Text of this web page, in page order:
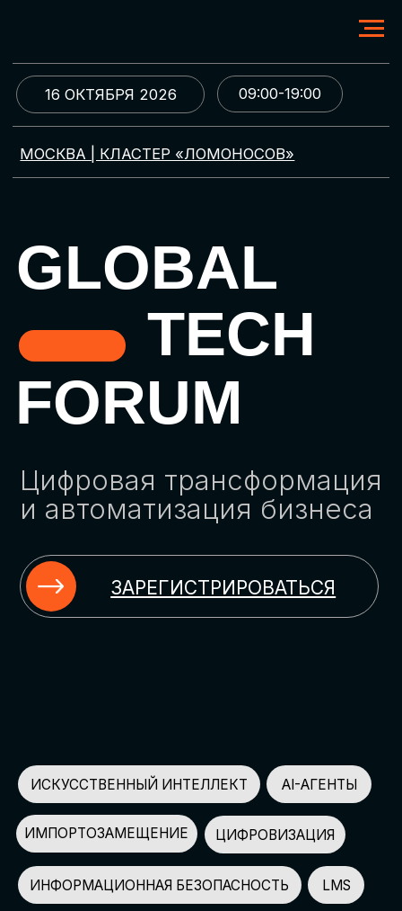
МОСКВА | КЛАСТЕР «ЛОМОНОСОВ»
GLOBAL
TECH
FORUM
Цифровая трансформация
и автоматизация бизнеса
ЗАРЕГИСТРИРОВАТЬСЯ
09:00-19:00
16 ОКТЯБРЯ 2026
ИСКУССТВЕННЫЙ ИНТЕЛЛЕКТ
НЕЙРОСЕТИ ДЛЯ БИЗНЕСА
КЭДО
ЦИФРОВИЗАЦИЯ
АВТОМАТИЗАЦИЯ HR
АВТОМАТИЗАЦИЯ МАРКЕТИНГА И ПРОДАЖ
AI-АССИСТЕНТЫ
ЧАТ-БОТЫ
ИМПОРТОЗАМЕЩЕНИЕ